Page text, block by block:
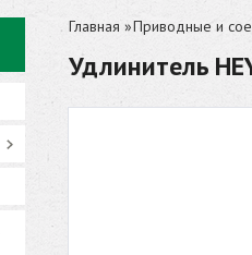
Главная »Приводные и
Удлинитель